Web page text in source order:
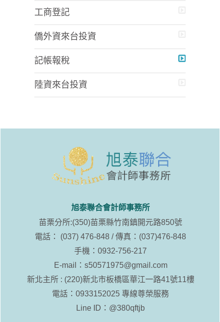
工商登記
僑外資來台投資
記帳報稅
陸資來台投資
旭泰聯合會計師事務所
苗栗分所:(350)苗栗縣竹南鎮開元路850號
電話： (037) 476-848 / 傳真：(037)476-848
手機：0932-756-217
E-mail： s50571975@gmail.com
新北主所 : (220)新北市板橋區華江一路41號11樓
電話：0933152025 專線尊榮服務
Line ID： @380qftjb